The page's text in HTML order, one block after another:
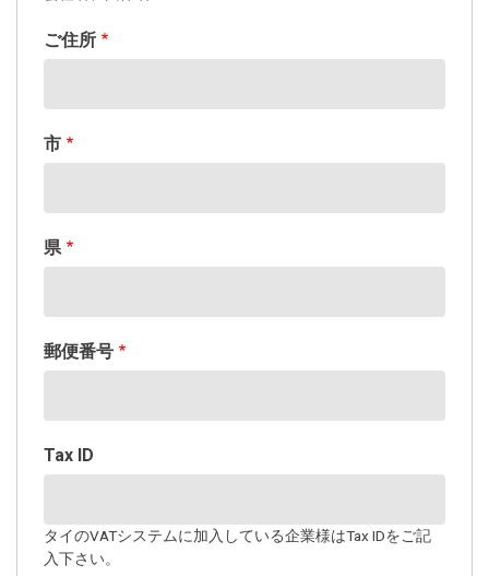
所
ご住所
市
県
郵便番号
Tax ID
タイのVATシステムに加入している企業様はTax IDをご記
入下さい。